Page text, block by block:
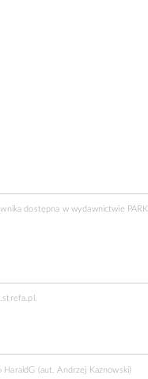
dostępna w wydawnictwie PARK
HaraldG (aut. Andrzej Kaznowski)